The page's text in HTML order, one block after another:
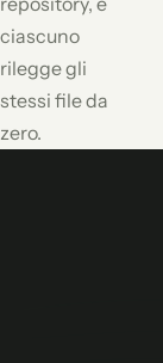
ciascuno
rilegge gli
stessi file da
zero.